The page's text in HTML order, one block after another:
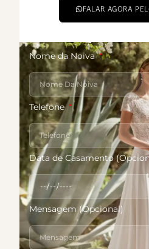
FALAR AGORA
Nome da Noiva
Telefone
Data de Casamento
Mensagem (Opcional)